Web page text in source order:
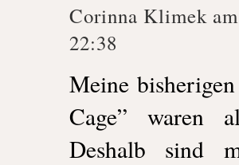
Corinna Klimek
22:38
Meine
Cage” waren
Deshalb sind